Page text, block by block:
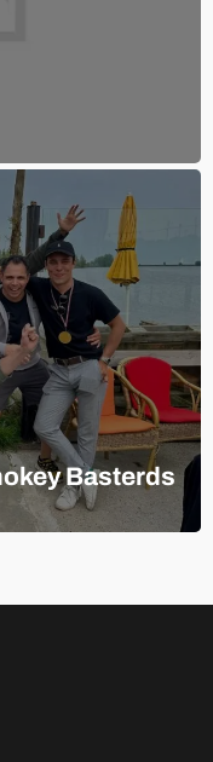
Basterds